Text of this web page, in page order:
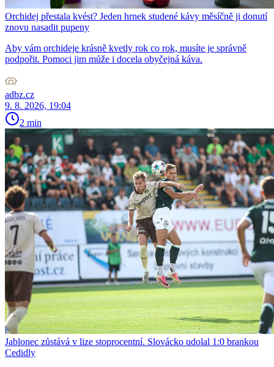
Orchidej přestala kvést? Jeden hrnek studené kávy měsíčně ji donutí
znovu nasadit pupeny
Aby vám orchideje krásně kvetly rok co rok, musíte je správně
podpořit. Pomoci jim může i docela obyčejná káva.
adbz.cz
9. 8. 2026, 19:04
2 min
Jablonec zůstává v lize stoprocentní. Slovácko udolal 1:0 brankou
Cedidly